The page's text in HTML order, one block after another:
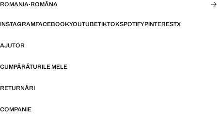
ROMANIA·ROMÂNA
INSTAGRAMFACEBOOKYOUTUBETIKTOKSPOTIFYPINTERESTX
AJUTOR
CUMPĂRĂTURILE MELE
RETURNĂRI
COMPANIE